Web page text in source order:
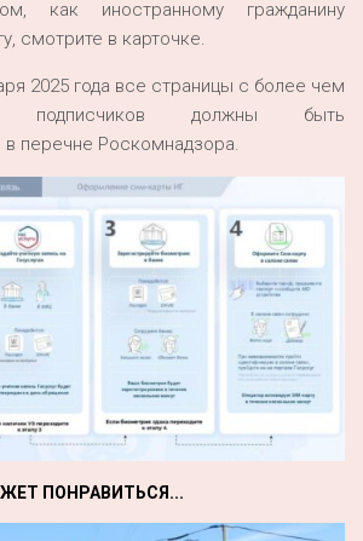
как иностранному гражданину
смотрите в карточке.
2025 года все страницы с более чем
подписчиков должны быть
в перечне Роскомнадзора.
ПОНРАВИТЬСЯ...